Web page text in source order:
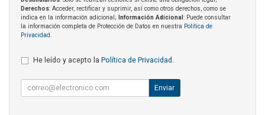
Derechos: Acceder, rectificar y suprimir, así como otros derechos, como se
indica en la información adicional;
Información Adicional : Puede consultar
la información completa de Protección de Datos en nuestra Política de
Privacidad.
He leído y acepto la Política de Privacidad .
Enviar